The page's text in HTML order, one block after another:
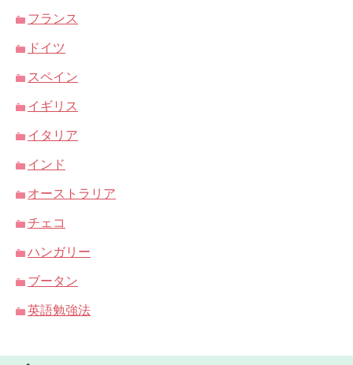
フランス
ドイツ
スペイン
イギリス
イタリア
インド
オーストラリア
チェコ
ハンガリー
ブータン
英語勉強法